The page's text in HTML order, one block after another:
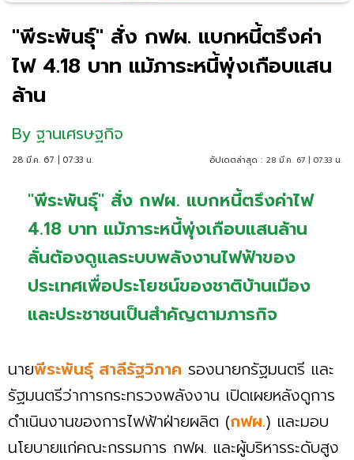
"พีระพันธุ์" สั่ง กฟผ. แบกหนี้ตรึงค่า
ไฟ 4.18 บาท แม้ภาระหนี้พุ่งเกือบแสน
ล้าน
By ฐานเศรษฐกิจ
28 มี.ค. 67 | 07:33 น. อัปเดตล่าสุด : 28 มี.ค. 67 | 07:33 น.
"พีระพันธุ์" สั่ง กฟผ. แบกหนี้ตรึงค่าไฟ
4.18 บาท แม้ภาระหนี้พุ่งเกือบแสนล้าน
ลั่นต้องดูแลระบบพลังงานไฟฟ้าของ
ประเทศเพื่อประโยชน์ของชาติบ้านเมือง
และประชาชนเป็นสำคัญตามภารกิจ
นายพีระพันธุ์ สาลีรัฐวิภาค รองนายกรัฐมนตรี และ
รัฐมนตรีว่าการกระทรวงพลังงาน เปิดเผยหลังดูการ
ดำเนินงานของการไฟฟ้าฝ่ายผลิต (กฟผ.) และมอบ
นโยบายแก่คณะกรรมการ กฟผ. และผู้บริหารระดับสูง